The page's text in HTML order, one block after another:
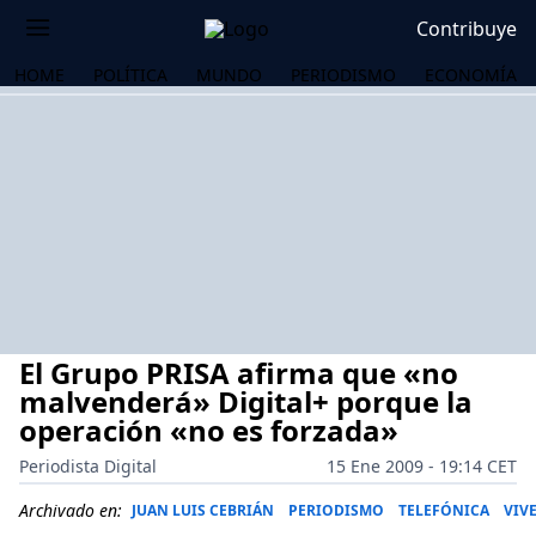
Contribuye
HOME POLÍTICA MUNDO PERIODISMO ECONOMÍA
El Grupo PRISA afirma que «no
malvenderá» Digital+ porque la
operación «no es forzada»
Periodista Digital
15 Ene 2009 - 19:14 CET
Archivado en: JUAN LUIS CEBRIÁN PERIODISMO TELEFÓNICA